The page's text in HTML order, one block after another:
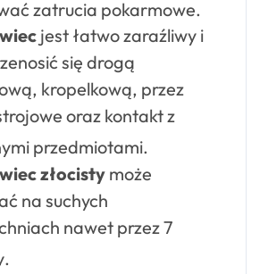
zatrucia pokarmowe.
jest łatwo zaraźliwy i
się drogą
kropelkową, przez
oraz kontakt z
przedmiotami.
złocistymoże
na suchych
nawet przez 7
.